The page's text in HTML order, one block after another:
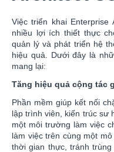
Việc triển khai Enterprise
nhiều lợi ích thiết thực
quản lý và phát triển hệ
hiệu quả. Dưới đây là
mang lại:
Tăng hiệu quả cộng tác
Phần mềm giúp kết nối
lập trình viên, kiến trúc sư
một môi trường làm việc
làm việc trên cùng một
thời gian thực, tránh